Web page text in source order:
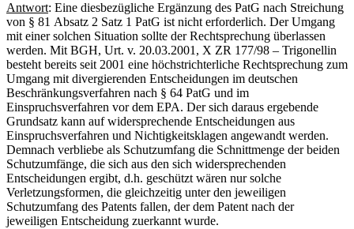
Antwort: Eine diesbezügliche Ergänzung des PatG nach Streichung
von § 81 Absatz 2 Satz 1 PatG ist nicht erforderlich. Der Umgang
mit einer solchen Situation sollte der Rechtsprechung überlassen
werden. Mit BGH, Urt. v. 20.03.2001, X ZR 177/98 – Trigonellin
besteht bereits seit 2001 eine höchstrichterliche Rechtsprechung zum
Umgang mit divergierenden Entscheidungen im deutschen
Beschränkungsverfahren nach § 64 PatG und im
Einspruchsverfahren vor dem EPA. Der sich daraus ergebende
Grundsatz kann auf widersprechende Entscheidungen aus
Einspruchsverfahren und Nichtigkeitsklagen angewandt werden.
Demnach verbliebe als Schutzumfang die Schnittmenge der beiden
Schutzumfänge, die sich aus den sich widersprechenden
Entscheidungen ergibt, d.h. geschützt wären nur solche
Verletzungsformen, die gleichzeitig unter den jeweiligen
Schutzumfang des Patents fallen, der dem Patent nach der
jeweiligen Entscheidung zuerkannt wurde.